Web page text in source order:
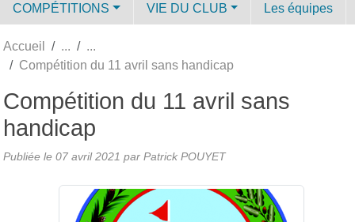
COMPÉTITIONS VIE DU CLUB Les équipes
Accueil
Compétition du 11 avril sans handicap
Compétition du 11 avril sans
handicap
Publiée le 07 avril 2021 par Patrick POUYET